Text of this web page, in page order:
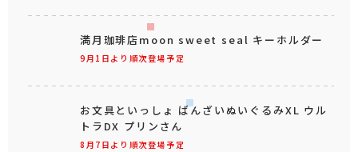
9月1日より順次登場予定
満月珈琲店moon sweet seal キーホルダー
8月7日より順次登場予定
お文具といっしょ ばんざいぬいぐるみXL ウル
トラDX プリンさん